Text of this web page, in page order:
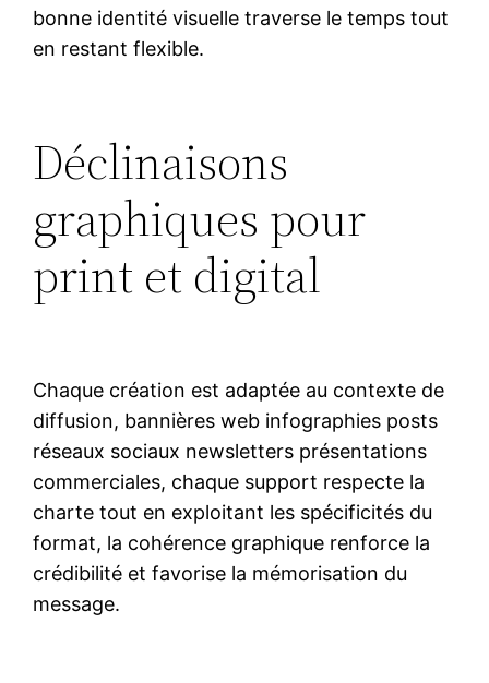
bonne identité visuelle traverse le temps tout
en restant flexible.
Déclinaisons
graphiques pour
print et digital
Chaque création est adaptée au contexte de
diffusion, bannières web infographies posts
réseaux sociaux newsletters présentations
commerciales, chaque support respecte la
charte tout en exploitant les spécificités du
format, la cohérence graphique renforce la
crédibilité et favorise la mémorisation du
message.